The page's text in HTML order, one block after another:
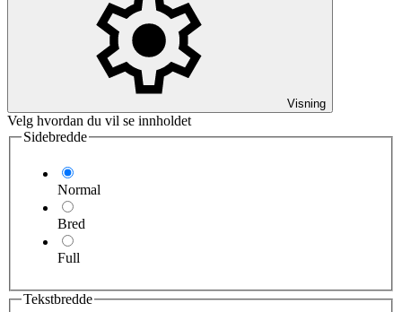
Visning
Velg hvordan du vil se innholdet
Sidebredde
Normal
Bred
Full
Tekstbredde